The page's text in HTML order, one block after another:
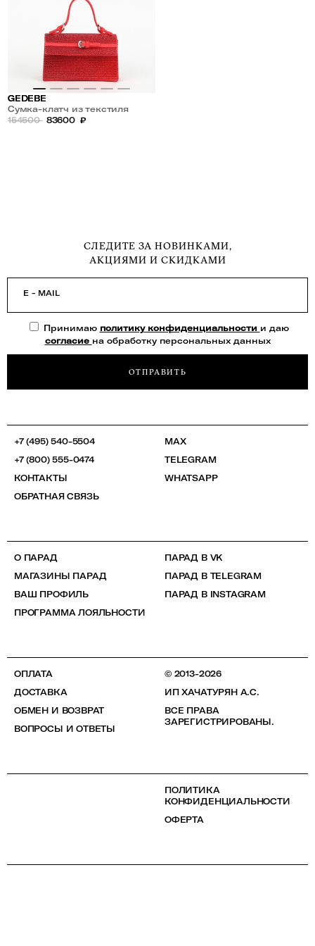
GEDEBE
Сумка-клатч из текстиля
украшена стразами
154500 83600 ₽
СЛЕДИТЕ ЗА НОВИНКАМИ,
АКЦИЯМИ И СКИДКАМИ
E - MAIL
Принимаю политику конфиденциальности и даю
согласие на обработку персональных данных
ОТПРАВИТЬ
+7 (495) 540-5504
+7 (800) 555-0474
КОНТАКТЫ
ОБРАТНАЯ СВЯЗЬ
MAX
TELEGRAM
WHATSAPP
О ПАРАД
МАГАЗИНЫ ПАРАД
ВАШ ПРОФИЛЬ
ПРОГРАММА ЛОЯЛЬНОСТИ
ПАРАД В VK
ПАРАД В TELEGRAM
ПАРАД В INSTAGRAM
ОПЛАТА
ДОСТАВКА
ОБМЕН И ВОЗВРАТ
ВОПРОСЫ И ОТВЕТЫ
© 2013-2026
ИП ХАЧАТУРЯН А.С.
ВСЕ ПРАВА
ЗАРЕГИСТРИРОВАНЫ.
ПОЛИТИКА
КОНФИДЕНЦИАЛЬНОСТИ
ОФЕРТА